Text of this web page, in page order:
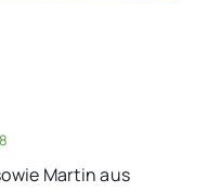
Martin aus